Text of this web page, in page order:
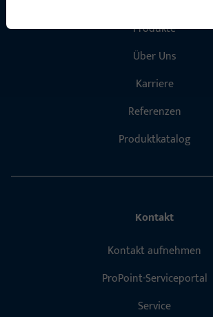
Produkte
Über Uns
Karriere
Referenzen
Produktkatalog
Kontakt
Kontakt aufnehmen
ProPoint-Serviceportal
Service